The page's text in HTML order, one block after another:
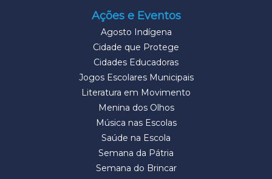
Ações e Eventos
Agosto Indígena
Cidade que Protege
Cidades Educadoras
Jogos Escolares Municipais
Literatura em Movimento
Menina dos Olhos
Música nas Escolas
Saúde na Escola
Semana da Pátria
Semana do Brincar